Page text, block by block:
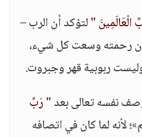
الْعَالَمِينَ "لتؤكد أن الرب –
رحمته وسعت كل شيء،
ربوبية قهر وجبروت.
نفسه تعالى بعد" رَبِّ
لأنه لما كان في اتصافه